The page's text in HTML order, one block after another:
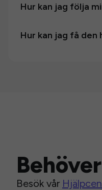
Hur kan jag följa
Hur kan jag få den
Besök vår